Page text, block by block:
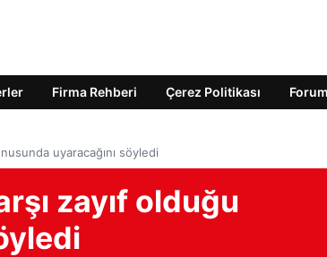
Firma Rehberi Çerez Politikası Forum
uyaracağını söyledi
zayıf olduğu